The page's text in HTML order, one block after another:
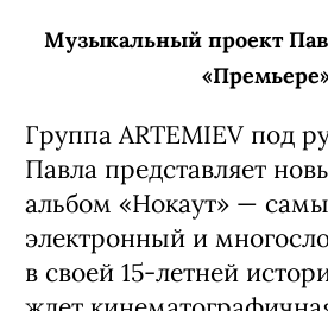
Каждый новый город в
особенная встреча, и
5 августа, 18:00
«Подземка»
12+